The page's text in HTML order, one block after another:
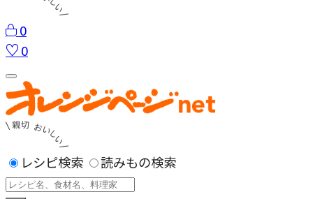
0
0
レシピ検索 読みもの検索